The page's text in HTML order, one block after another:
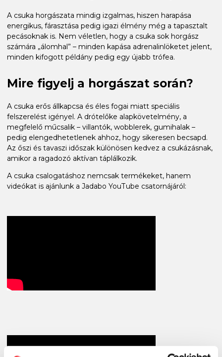
A csuka horgászata mindig izgalmas, hiszen harapása
energikus, fárasztása pedig igazi élmény még a tapasztalt
pecásoknak is. Nem véletlen, hogy a csuka sok horgász
számára „álomhal” – minden kapása adrenalinlöketet jelent,
minden kifogott példány pedig egy újabb trófea.
Mire figyelj a horgászat során?
A csuka erős állkapcsa és éles fogai miatt speciális
felszerelést igényel. A drótelőke alapkövetelmény, a
megfelelő műcsalik – villantók, wobblerek, gumihalak –
pedig elengedhetetlenek ahhoz, hogy sikeresen becsapd.
Az őszi és tavaszi időszak különösen kedvez a csukázásnak,
amikor a ragadozó aktívan táplálkozik.
A csuka csalogatáshoz nemcsak termékeket, hanem
videókat is ajánlunk a Jadabo YouTube csatornájáról: